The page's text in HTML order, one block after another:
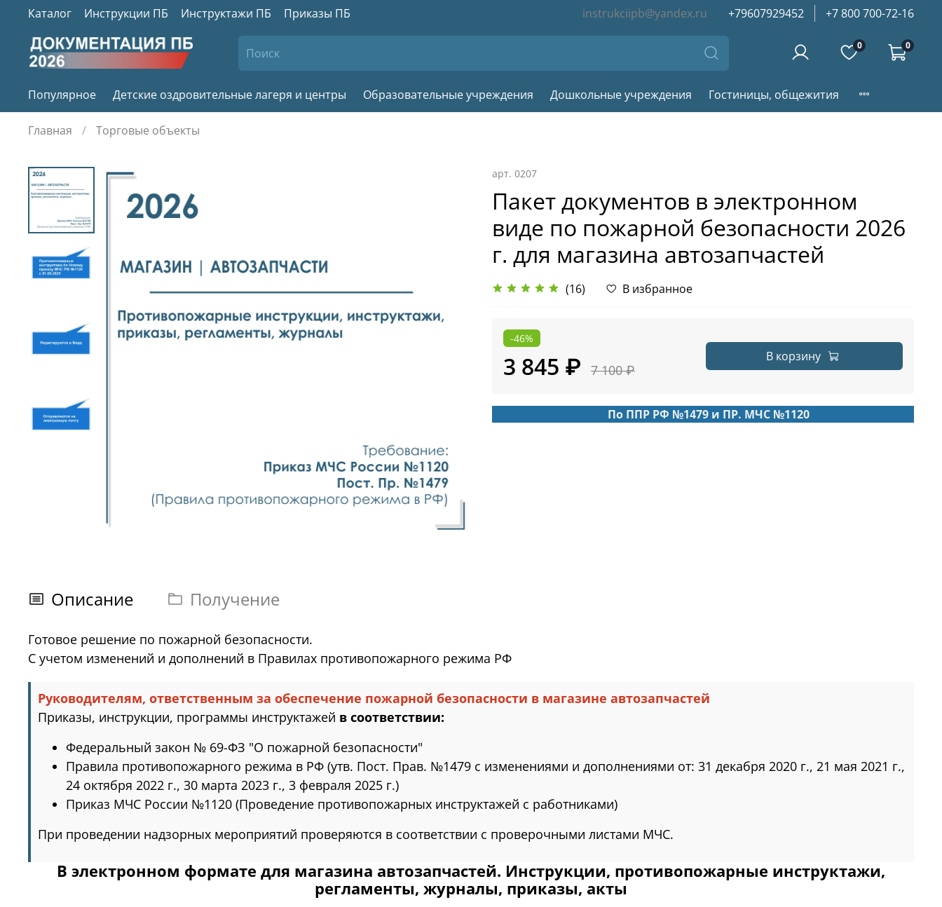
Каталог Инструкции ПБ Инструктажи ПБ Приказы ПБ instrukciipb@yandex.ru +79607929452 +7 800 700-72-16
0 0
Популярное Детские оздровительные лагеря и центры Образовательные учреждения Дошкольные учреждения Гостиницы, общежития
Главная Торговые объекты
арт. 0207
Пакет документов в электронном
виде по пожарной безопасности 2026
г. для магазина автозапчастей
(16) В избранное
-46%
3 845 ₽ 7 100 ₽
В корзину
По ППР РФ №1479 и ПР. МЧС №1120
Описание Получение
Готовое решение по пожарной безопасности.
С учетом изменений и дополнений в Правилах противопожарного режима РФ
Руководителям, ответственным за обеспечение пожарной безопасности в магазине автозапчастей
Приказы, инструкции, программы инструктажей в соответствии:
Федеральный закон № 69-ФЗ "О пожарной безопасности"
Правила противопожарного режима в РФ (утв. Пост. Прав. №1479 с изменениями и дополнениями от: 31 декабря 2020 г., 21 мая 2021 г.,
24 октября 2022 г., 30 марта 2023 г., 3 февраля 2025 г.)
Приказ МЧС России №1120 (Проведение противопожарных инструктажей с работниками)
При проведении надзорных мероприятий проверяются в соответствии с проверочными листами МЧС.
В электронном формате для магазина автозапчастей. Инструкции, противопожарные инструктажи,
регламенты, журналы, приказы, акты